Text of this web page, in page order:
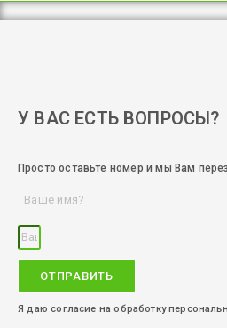
У ВАС ЕСТЬ ВОПРОСЫ?
Просто оставьте номер и мы Вам
ОТПРАВИТЬ
Я даю согласие на обработку